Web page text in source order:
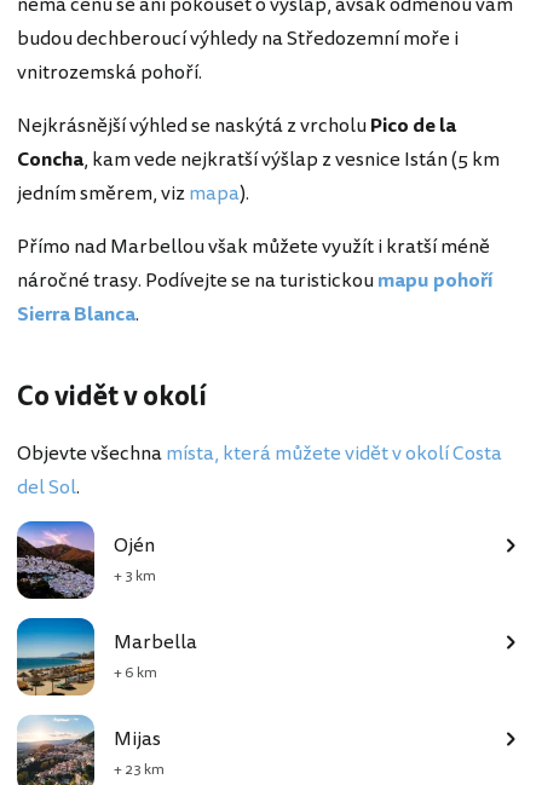
budou dechberoucí výhledy na Středozemní moře i
vnitrozemská pohoří.
Nejkrásnější výhled se naskýtá z vrcholuPico de la
Concha, kam vede nejkratší výšlap z vesnice Istán (5 km
jedním směrem, vizmapa).
Přímo nad Marbellou však můžete využít i kratší méně
náročné trasy. Podívejte se na turistickoumapu pohoří
Sierra Blanca.
Co vidět v okolí
Objevte všechnamísta, která můžete vidět v okolí Costa
del Sol.
Ojén
+ 3 km
Marbella
+ 6 km
Mijas
+ 23 km